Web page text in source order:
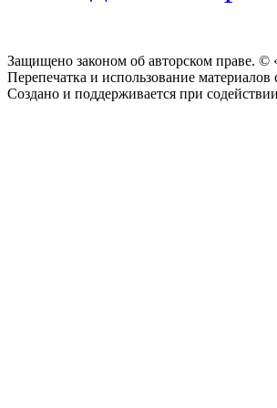
Защищено законом об авторском праве.
Перепечатка и использование материалов
Создано и поддерживается при